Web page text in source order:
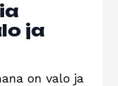
ja
on valo ja